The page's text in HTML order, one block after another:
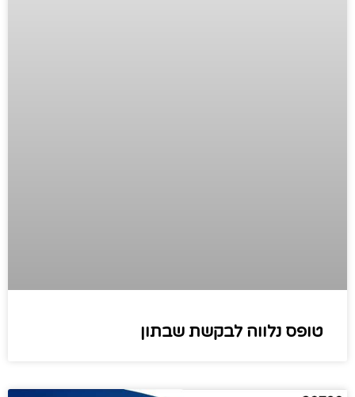
טופס נלווה לבקשת שבתון​